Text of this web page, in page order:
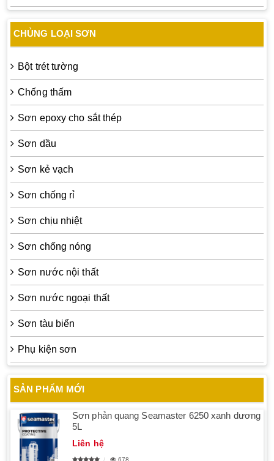
CHỦNG LOẠI SƠN
Bột trét tường
Chống thấm
Sơn epoxy cho sắt thép
Sơn dầu
Sơn kẻ vạch
Sơn chống rỉ
Sơn chịu nhiệt
Sơn chống nóng
Sơn nước nội thất
Sơn nước ngoại thất
Sơn tàu biển
Phụ kiện sơn
SẢN PHẨM MỚI
Sơn phản quang Seamaster 6250 xanh dương
5L
Liên hệ
678